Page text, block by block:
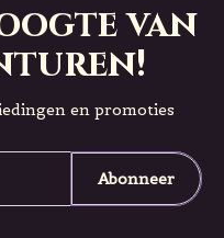
van
en promoties
Abonneer